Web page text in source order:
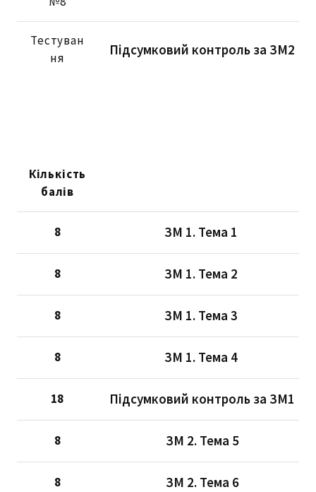
Підсумковий контроль за ЗМ2
Тестуван
ня
Кількість
балів
ЗМ 1. Тема 1
8
ЗМ 1. Тема 2
8
ЗМ 1. Тема 3
8
ЗМ 1. Тема 4
8
Підсумковий контроль за ЗМ1
18
ЗМ 2. Тема 5
8
ЗМ 2. Тема 6
8